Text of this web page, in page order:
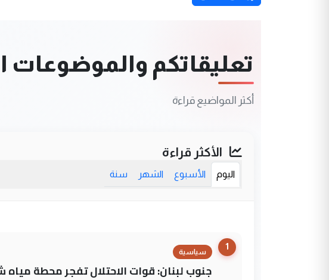
تعليقاتكم والموضوعات
أكثر المواضيع قراءة
الأكثر قراءة
اليوم الأسبوع الشهر سنة
1
سياسية
جنوب لبنان: قوات الاحتلال تفجر محطة